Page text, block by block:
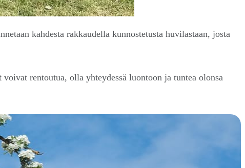
kahdesta rakkaudella kunnostetusta huvilastaan, josta
rentoutua, olla yhteydessä luontoon ja tuntea olonsa